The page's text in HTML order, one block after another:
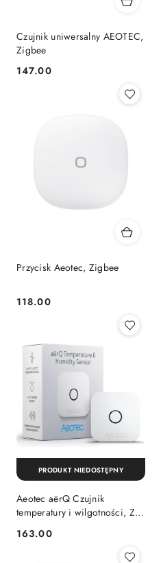
Czujnik uniwersalny AEOTEC,
Zigbee
Cena:
147.00
Przycisk Aeotec, Zigbee
Cena:
118.00
Aeotec aërQ Czujnik
temperatury i wilgotności, Z-
Czujnik temperatury i
Cena:
163.00
PRODUKT NIEDOSTĘPNY